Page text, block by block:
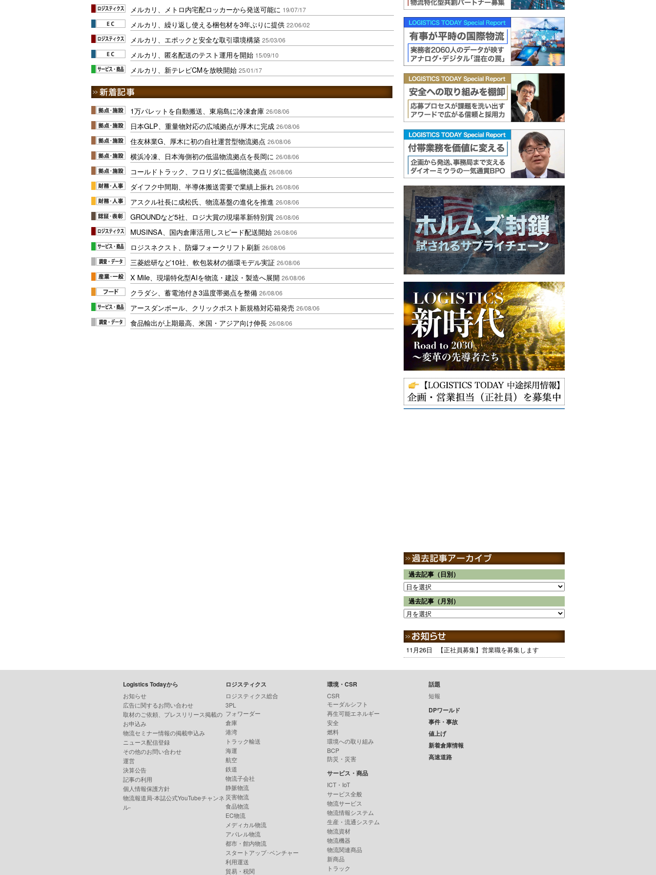
メルカリ、メトロ内宅配ロッカーから発送可能に 19/07/17
メルカリ、繰り返し使える梱包材を3年ぶりに提供 22/06/02
メルカリ、エポックと安全な取引環境構築 25/03/06
メルカリ、匿名配送のテスト運用を開始 15/09/10
メルカリ、新テレビCMを放映開始 25/01/17
1万パレットを自動搬送、東扇島に冷凍倉庫 26/08/06
日本GLP、重量物対応の広域拠点が厚木に完成 26/08/06
住友林業G、厚木に初の自社運営型物流拠点 26/08/06
横浜冷凍、日本海側初の低温物流拠点を長岡に 26/08/06
コールドトラック、フロリダに低温物流拠点 26/08/06
ダイフク中間期、半導体搬送需要で業績上振れ 26/08/06
アスクル社長に成松氏、物流基盤の進化を推進 26/08/06
GROUNDなど5社、ロジ大賞の現場革新特別賞 26/08/06
MUSINSA、国内倉庫活用しスピード配送開始 26/08/06
ロジスネクスト、防爆フォークリフト刷新 26/08/06
三菱総研など10社、軟包装材の循環モデル実証 26/08/06
X Mile、現場特化型AIを物流・建設・製造へ展開 26/08/06
クラダシ、蓄電池付き3温度帯拠点を整備 26/08/06
アースダンボール、クリックポスト新規格対応箱発売 26/08/06
食品輸出が上期最高、米国・アジア向け伸長 26/08/06
過去記事（日別）
過去記事（月別）
11月26日 【正社員募集】営業職を募集します
Logistics Todayから
お知らせ
広告に関するお問い合わせ
取材のご依頼、プレスリリース掲載の
お申込み
物流セミナー情報の掲載申込み
ニュース配信登録
その他のお問い合わせ
運営
決算公告
記事の利用
個人情報保護方針
物流報道局-本誌公式YouTubeチャンネ
ル-
ロジスティクス
ロジスティクス総合
3PL
フォワーダー
倉庫
港湾
トラック輸送
海運
航空
鉄道
物流子会社
静脈物流
災害物流
食品物流
EC物流
メディカル物流
アパレル物流
都市・館内物流
スタートアップ･ベンチャー
利用運送
貿易・税関
環境・CSR
CSR
モーダルシフト
再生可能エネルギー
安全
燃料
環境への取り組み
BCP
防災・災害
サービス・商品
ICT・IoT
サービス全般
物流サービス
物流情報システム
生産・流通システム
物流資材
物流機器
物流関連商品
新商品
トラック
話題
短報
DPワールド
事件・事故
値上げ
新着倉庫情報
高速道路